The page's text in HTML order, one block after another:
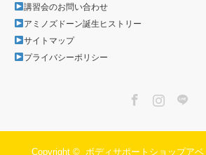
講習会のお問い合わせ
アミノズドーン誕生ヒストリー
サイトマップ
プライバシーポリシー
Copyright © ボディサポートショップアベ